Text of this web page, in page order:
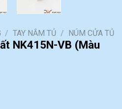
/ TAY NẮM TỦ / NÚM CỬA TỦ
NK415N-VB (Màu